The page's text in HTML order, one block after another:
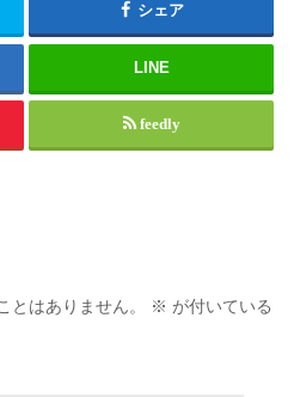
シェア
LINE
feedly
とはありません。 ※ が付いている